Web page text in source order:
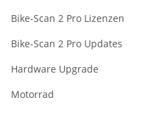
Bike-Scan 2 Pro Lizenzen
Bike-Scan 2 Pro Updates
Hardware Upgrade
Motorrad